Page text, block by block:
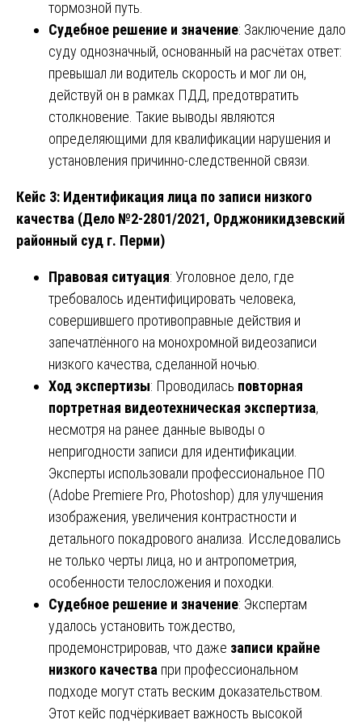
тормозной путь.
Судебное решение и значение: Заключение дало
суду однозначный, основанный на расчётах ответ:
превышал ли водитель скорость и мог ли он,
действуй он в рамках ПДД, предотвратить
столкновение. Такие выводы являются
определяющими для квалификации нарушения и
установления причинно-следственной связи.
Кейс 3: Идентификация лица по записи низкого
качества (Дело №2-2801/2021, Орджоникидзевский
районный суд г. Перми)
Правовая ситуация: Уголовное дело, где
требовалось идентифицировать человека,
совершившего противоправные действия и
запечатлённого на монохромной видеозаписи
низкого качества, сделанной ночью.
Ход экспертизы: Проводилась повторная
портретная видеотехническая экспертиза,
несмотря на ранее данные выводы о
непригодности записи для идентификации.
Эксперты использовали профессиональное ПО
(Adobe Premiere Pro, Photoshop) для улучшения
изображения, увеличения контрастности и
детального покадрового анализа. Исследовались
не только черты лица, но и антропометрия,
особенности телосложения и походки.
Судебное решение и значение: Экспертам
удалось установить тождество,
продемонстрировав, что даже записи крайне
низкого качества при профессиональном
подходе могут стать веским доказательством.
Этот кейс подчёркивает важность высокой